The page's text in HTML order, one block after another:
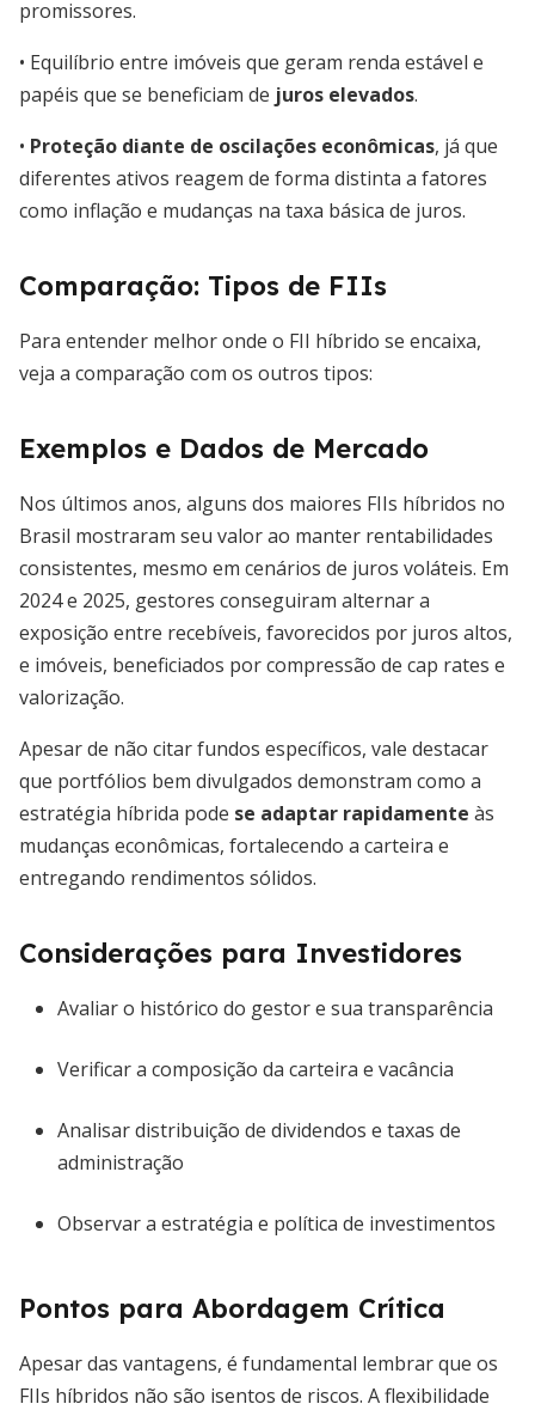
promissores.
• Equilíbrio entre imóveis que geram renda estável e
papéis que se beneficiam de juros elevados.
• Proteção diante de oscilações econômicas, já que
diferentes ativos reagem de forma distinta a fatores
como inflação e mudanças na taxa básica de juros.
Comparação: Tipos de FIIs
Para entender melhor onde o FII híbrido se encaixa,
veja a comparação com os outros tipos:
Exemplos e Dados de Mercado
Nos últimos anos, alguns dos maiores FIIs híbridos no
Brasil mostraram seu valor ao manter rentabilidades
consistentes, mesmo em cenários de juros voláteis. Em
2024 e 2025, gestores conseguiram alternar a
exposição entre recebíveis, favorecidos por juros altos,
e imóveis, beneficiados por compressão de cap rates e
valorização.
Apesar de não citar fundos específicos, vale destacar
que portfólios bem divulgados demonstram como a
estratégia híbrida pode se adaptar rapidamente às
mudanças econômicas, fortalecendo a carteira e
entregando rendimentos sólidos.
Considerações para Investidores
Avaliar o histórico do gestor e sua transparência
Verificar a composição da carteira e vacância
Analisar distribuição de dividendos e taxas de
administração
Observar a estratégia e política de investimentos
Pontos para Abordagem Crítica
Apesar das vantagens, é fundamental lembrar que os
FIIs híbridos não são isentos de riscos. A flexibilidade